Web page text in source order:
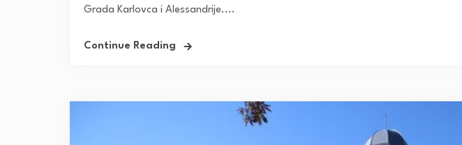
Grada Karlovca i Alessandrije....
Continue Reading